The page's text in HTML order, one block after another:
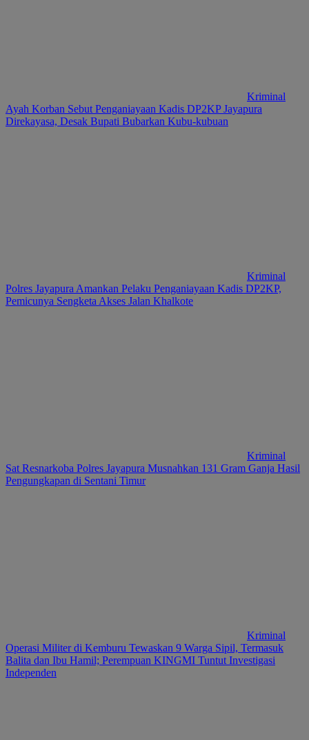
Kriminal
Ayah Korban Sebut Penganiayaan Kadis DP2KP Jayapura
Direkayasa, Desak Bupati Bubarkan Kubu-kubuan
Kriminal
Polres Jayapura Amankan Pelaku Penganiayaan Kadis DP2KP,
Pemicunya Sengketa Akses Jalan Khalkote
Kriminal
Sat Resnarkoba Polres Jayapura Musnahkan 131 Gram Ganja Hasil
Pengungkapan di Sentani Timur
Kriminal
Operasi Militer di Kemburu Tewaskan 9 Warga Sipil, Termasuk
Balita dan Ibu Hamil; Perempuan KINGMI Tuntut Investigasi
Independen